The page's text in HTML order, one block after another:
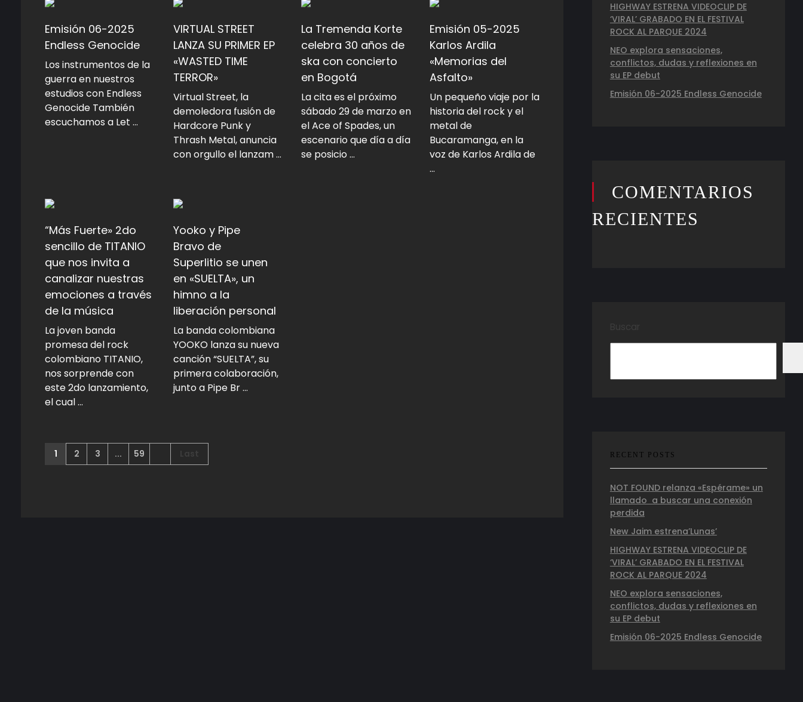
Emisión 06-2025
Endless Genocide
Los instrumentos de la
guerra en nuestros
estudios con Endless
Genocide También
escuchamos a Let ...
VIRTUAL STREET
LANZA SU PRIMER EP
«WASTED TIME
TERROR»
Virtual Street, la
demoledora fusión de
Hardcore Punk y
Thrash Metal, anuncia
con orgullo el lanzam ...
La Tremenda Korte
celebra 30 años de
ska con concierto
en Bogotá
La cita es el próximo
sábado 29 de marzo en
el Ace of Spades, un
escenario que día a día
se posicio ...
Emisión 05-2025
Karlos Ardila
«Memorias del
Asfalto»
Un pequeño viaje por la
historia del rock y el
metal de
Bucaramanga, en la
voz de Karlos Ardila de
...
“Más Fuerte» 2do
sencillo de TITANIO
que nos invita a
canalizar nuestras
emociones a través
de la música
La joven banda
promesa del rock
colombiano TITANIO,
nos sorprende con
este 2do lanzamiento,
el cual ...
Yooko y Pipe
Bravo de
Superlitio se unen
en «SUELTA», un
himno a la
liberación personal
La banda colombiana
YOOKO lanza su nueva
canción “SUELTA”, su
primera colaboración,
junto a Pipe Br ...
1 2 3 ... 59
HIGHWAY ESTRENA VIDEOCLIP DE
‘VIRAL’ GRABADO EN EL FESTIVAL
ROCK AL PARQUE 2024
NEO explora sensaciones,
conflictos, dudas y reflexiones en
su EP debut
Emisión 06-2025 Endless Genocide
COMENTARIOS
RECIENTES
RECENT POSTS
NOT FOUND relanza «Espérame» un
llamado a buscar una conexión
perdida
New Jaim estrena’Lunas’
HIGHWAY ESTRENA VIDEOCLIP DE
‘VIRAL’ GRABADO EN EL FESTIVAL
ROCK AL PARQUE 2024
NEO explora sensaciones,
conflictos, dudas y reflexiones en
su EP debut
Emisión 06-2025 Endless Genocide